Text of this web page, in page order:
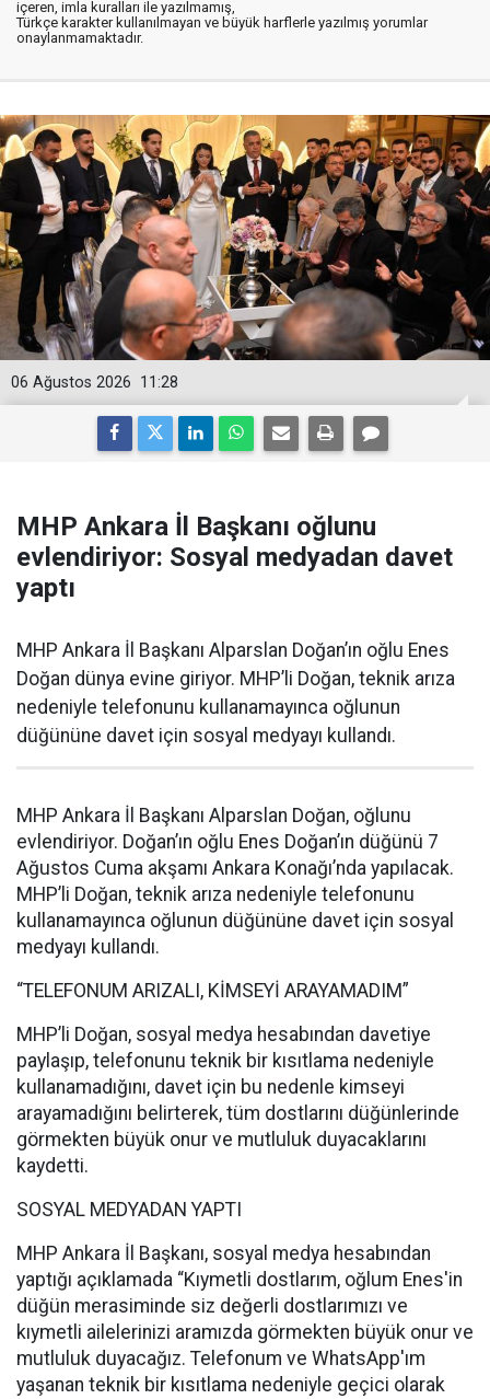
içeren, imla kuralları ile yazılmamış,
Türkçe karakter kullanılmayan ve büyük harflerle yazılmış yorumlar
onaylanmamaktadır.
11:28
06 Ağustos 2026
MHP Ankara İl Başkanı oğlunu
evlendiriyor: Sosyal medyadan davet
yaptı
MHP Ankara İl Başkanı Alparslan Doğan’ın oğlu Enes
Doğan dünya evine giriyor. MHP’li Doğan, teknik arıza
nedeniyle telefonunu kullanamayınca oğlunun
düğününe davet için sosyal medyayı kullandı.
MHP Ankara İl Başkanı Alparslan Doğan, oğlunu
evlendiriyor. Doğan’ın oğlu Enes Doğan’ın düğünü 7
Ağustos Cuma akşamı Ankara Konağı’nda yapılacak.
MHP’li Doğan, teknik arıza nedeniyle telefonunu
kullanamayınca oğlunun düğününe davet için sosyal
medyayı kullandı.
“TELEFONUM ARIZALI, KİMSEYİ ARAYAMADIM”
MHP’li Doğan, sosyal medya hesabından davetiye
paylaşıp, telefonunu teknik bir kısıtlama nedeniyle
kullanamadığını, davet için bu nedenle kimseyi
arayamadığını belirterek, tüm dostlarını düğünlerinde
görmekten büyük onur ve mutluluk duyacaklarını
kaydetti.
SOSYAL MEDYADAN YAPTI
MHP Ankara İl Başkanı, sosyal medya hesabından
yaptığı açıklamada “Kıymetli dostlarım, oğlum Enes'in
düğün merasiminde siz değerli dostlarımızı ve
kıymetli ailelerinizi aramızda görmekten büyük onur ve
mutluluk duyacağız. Telefonum ve WhatsApp'ım
yaşanan teknik bir kısıtlama nedeniyle geçici olarak